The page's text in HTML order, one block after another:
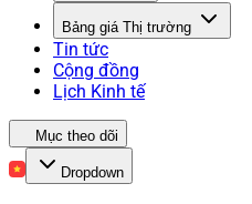
Bảng giá Thị trường
Tin tức
Cộng đồng
Lịch Kinh tế
Mục theo dõi
Dropdown